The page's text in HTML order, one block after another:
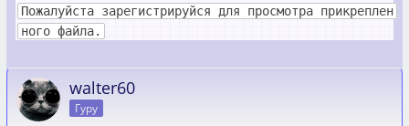
Пожалуйста зарегистрируйся для просмотра прикреплен
ного файла.
walter60
Гуру